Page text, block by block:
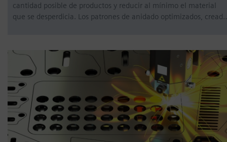
cantidad posible de productos y reducir al mínimo el material
que se desperdicia. Los patrones de anidado optimizados,